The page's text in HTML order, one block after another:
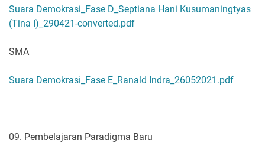
Suara Demokrasi_Fase D_Septiana Hani Kusumaningtyas
(Tina I)_290421-converted.pdf
SMA
Suara Demokrasi_Fase E_Ranald Indra_26052021.pdf
09. Pembelajaran Paradigma Baru